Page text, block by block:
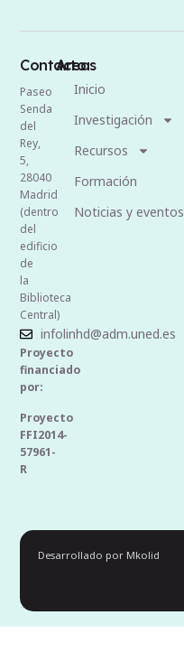
Contacto
Paseo
Senda
del
Rey,
5,
28040
Madrid
(dentro
del
edificio
de
la
Biblioteca
Central)
infolinhd@adm.uned.es
Proyecto
financiado
por:
Proyecto
FFI2014-
57961-
R
Areas
Inicio
Investigación
Recursos
Formación
Noticias y eventos
Desarrollado por Mkolid